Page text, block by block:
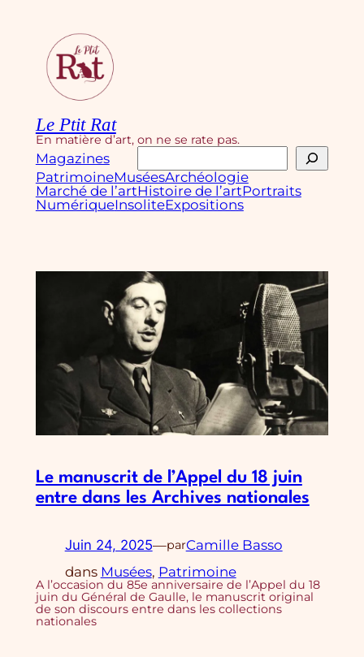
contenu
Le Ptit Rat
En matière d’art, on ne se rate pas.
Magazines
Rechercher
PatrimoineMuséesArchéologie
Marché de l’artHistoire de l’artPortraits
NumériqueInsoliteExpositions
Le manuscrit de l’Appel du 18 juin
entre dans les Archives nationales
Juin 24, 2025—parCamille Basso
dans Musées, Patrimoine
A l’occasion du 85e anniversaire de l’Appel du 18
juin du Général de Gaulle, le manuscrit original
de son discours entre dans les collections
nationales